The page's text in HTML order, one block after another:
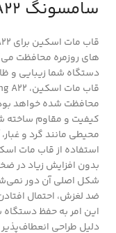
سامسونگ Samsung A22
های روزمره محافظت
دستگاه شما زیبایی و
محافظت شده خواهد
کیفیت و مقاوم ساخته
استفاده از قاب مات
بدون افزایش زیاد در
شکل اصلی آن دور
ضد لغزش، احتمال
این امر به حفظ
دلیل طراحی